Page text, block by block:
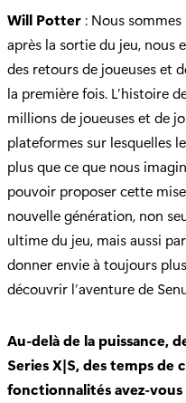
Will Potter : Nous
après la sortie du jeu, nous
des retours de joueuses et
la première fois. L’histoire
millions de joueuses et de
plateformes sur lesquelles
plus que ce que nous
pouvoir proposer cette
nouvelle génération, non
ultime du jeu, mais aussi
donner envie à toujours
découvrir l’aventure de
Au-delà de la puissance,
Series X|S, des temps
fonctionnalités avez-